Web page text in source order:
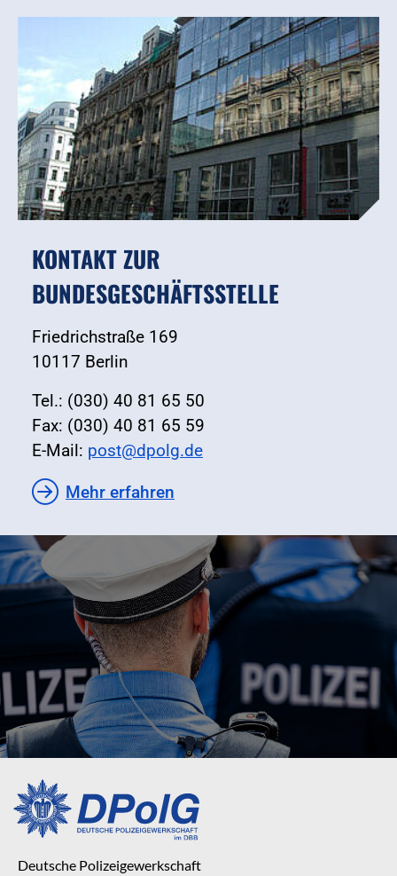
KONTAKT ZUR
BUNDESGESCHÄFTSSTELLE
Friedrichstraße 169
10117 Berlin
Tel.: (030) 40 81 65 50
Fax: (030) 40 81 65 59
E-Mail: post@dpolg.de
Mehr erfahren
Deutsche Polizeigewerkschaft